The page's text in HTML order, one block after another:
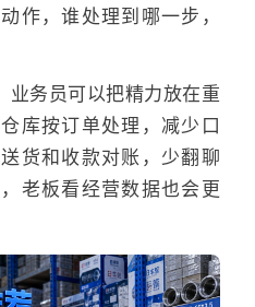
作，谁处理到哪一步，
业务员可以把精力放在重
库按订单处理，减少口
货和收款对账，少翻聊
老板看经营数据也会更